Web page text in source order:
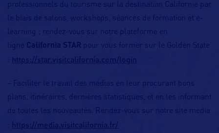
professionnels du tourisme sur la destination Californie par
le biais de salons, workshops, séances de formation et e-
learning ; rendez-vous sur notre plateforme en
ligne
California STAR pour vous former sur le Golden State
: https://star.visitcalifornia.com/login
– Faciliter le travail des médias en leur procurant bons
plans, itinéraires, dernières statistiques, et en les informant
de toutes les nouveautés. Rendez-vous sur notre site media
https://media.visitcalifornia.fr/